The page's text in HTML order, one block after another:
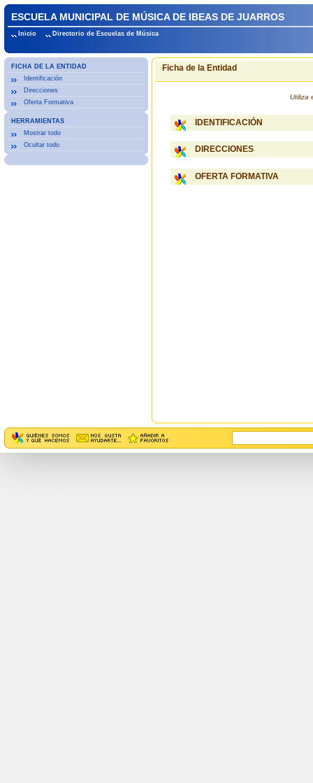
ESCUELA MUNICIPAL DE MÚSICA DE IBEAS DE JUARROS
Inicio Directorio de Escuelas de Música
FICHA DE LA ENTIDAD
Identificación
Direcciones
Oferta Formativa
HERRAMIENTAS
Mostrar todo
Ocultar todo
Ficha de la Entidad
Utiliza
IDENTIFICACIÓN
DIRECCIONES
OFERTA FORMATIVA